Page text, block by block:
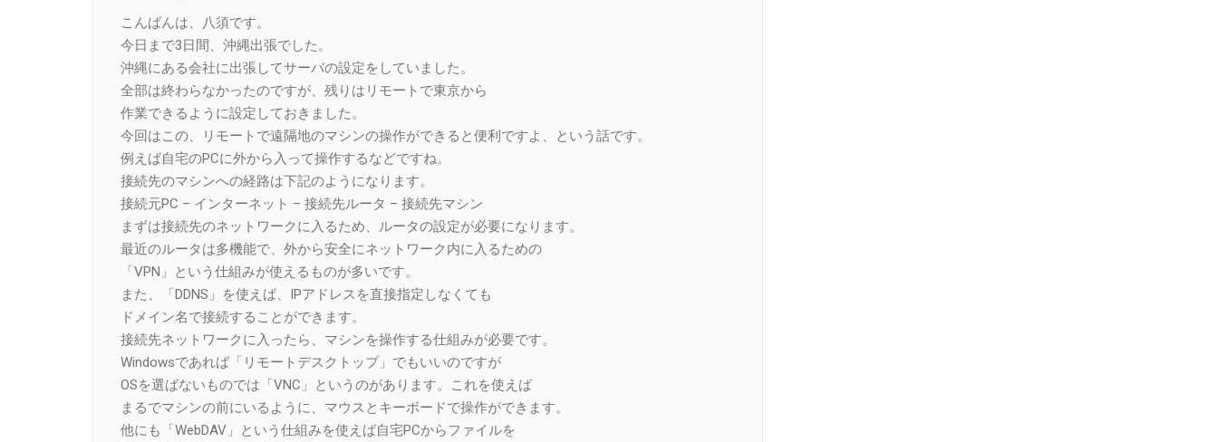
こんばんは、八須です。
今日まで3日間、沖縄出張でした。
沖縄にある会社に出張してサーバの設定をしていました。
全部は終わらなかったのですが、残りはリモートで東京から
作業できるように設定しておきました。
今回はこの、リモートで遠隔地のマシンの操作ができると便利ですよ、という話です。
例えば自宅のPCに外から入って操作するなどですね。
接続先のマシンへの経路は下記のようになります。
接続元PC – インターネット – 接続先ルータ – 接続先マシン
まずは接続先のネットワークに入るため、ルータの設定が必要になります。
最近のルータは多機能で、外から安全にネットワーク内に入るための
「VPN」という仕組みが使えるものが多いです。
また、「DDNS」を使えば、IPアドレスを直接指定しなくても
ドメイン名で接続することができます。
接続先ネットワークに入ったら、マシンを操作する仕組みが必要です。
Windowsであれば「リモートデスクトップ」でもいいのですが
OSを選ばないものでは「VNC」というのがあります。これを使えば
まるでマシンの前にいるように、マウスとキーボードで操作ができます。
他にも「WebDAV」という仕組みを使えば自宅PCからファイルを